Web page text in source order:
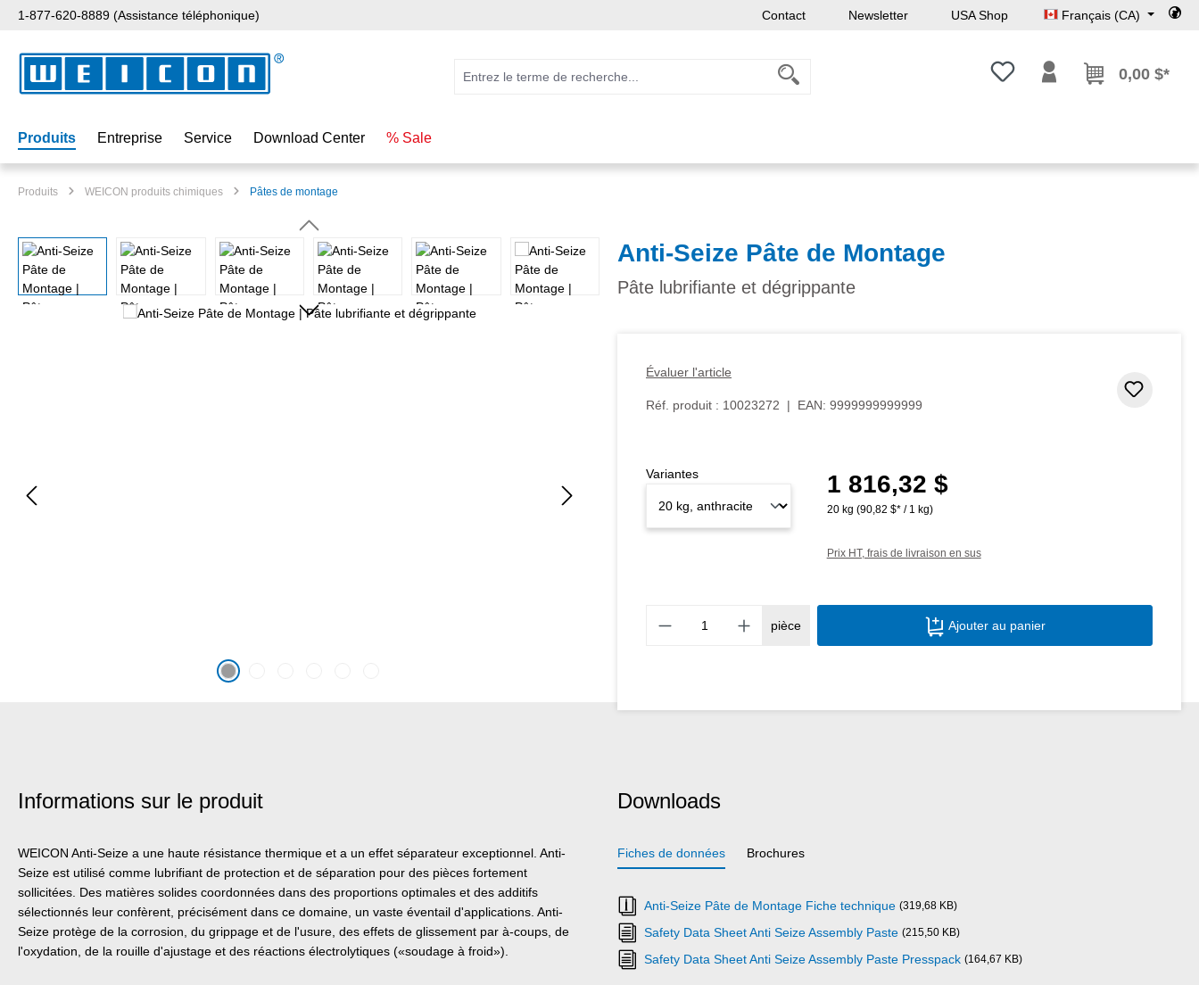
au contenu principal
Passer à la recherche
Passer à la navigation principale
1-877-620-8889 (Assistance téléphonique) Contact Newsletter USA Shop Français (CA)
Vous avez 0 articles dans votre
0,00 $*
Produits Entreprise Service Download Center % Sale
Produits WEICON produits chimiques Pâtes de montage
Ignorer la galerie d'images Anti-Seize Pâte de Montage
Pâte lubrifiante et dégrippante
Évaluer l'article
Réf. produit : 10023272 | EAN: 9999999999999
Prix régulier :
1 816,32 $
20 kg (90,82 $* / 1 kg)
Prix HT, frais de livraison en sus
Variantes
Quantité de produit : Entrez la quantité
pièce Ajouter au panier
Informations sur le produit
WEICON Anti-Seize a une haute résistance thermique et a un effet séparateur exceptionnel. Anti-
Seize est utilisé comme lubrifiant de protection et de séparation pour des pièces fortement
sollicitées. Des matières solides coordonnées dans des proportions optimales et des additifs
sélectionnés leur confèrent, précisément dans ce domaine, un vaste éventail d'applications. Anti-
Seize protège de la corrosion, du grippage et de l'usure, des effets de glissement par à-coups, de
l'oxydation, de la rouille d'ajustage et des réactions électrolytiques («soudage à froid»).
Downloads
Fiches de données Brochures
Anti-Seize Pâte de Montage Fiche technique (319,68 KB)
Safety Data Sheet Anti Seize Assembly Paste (215,50 KB)
Safety Data Sheet Anti Seize Assembly Paste Presspack (164,67 KB)